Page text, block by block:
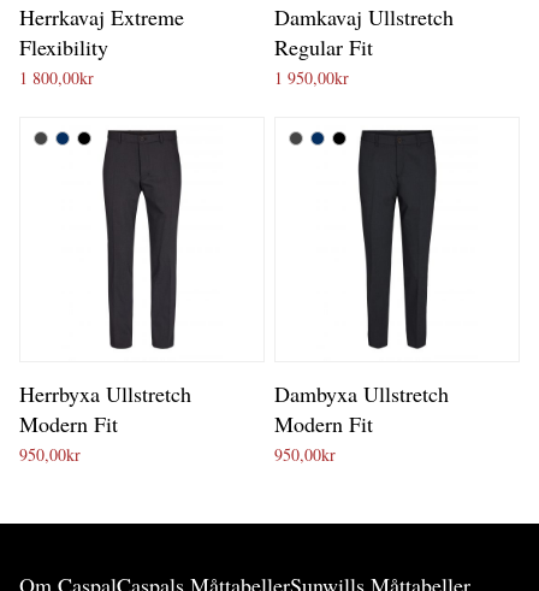
Herrkavaj Extreme
Flexibility
1 800,00kr
Damkavaj Ullstretch
Regular Fit
1 950,00kr
Herrbyxa Ullstretch
Modern Fit
950,00kr
Dambyxa Ullstretch
Modern Fit
950,00kr
Om CaspalCaspals MåttabellerSunwills Måttabeller